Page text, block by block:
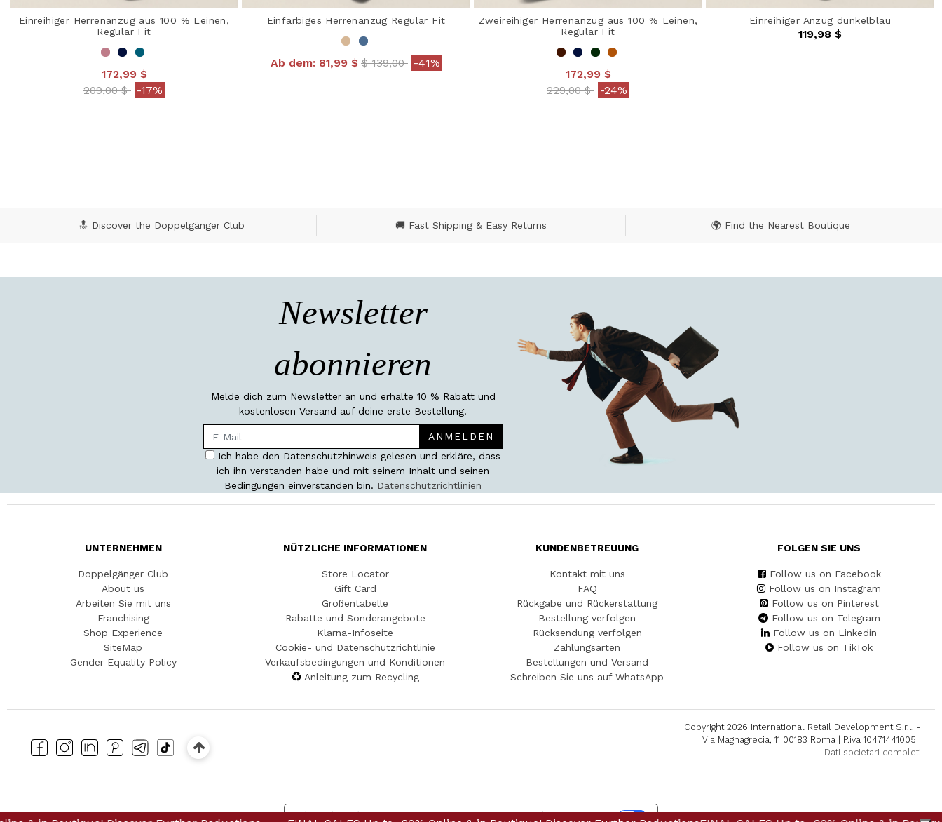
Einreihiger Herrenanzug aus 100 % Leinen,
Regular Fit
172,99 $
Price reduced from
209,00 $to-17%
Einfarbiges Herrenanzug Regular Fit
Ab dem: 81,99 $ Price reduced from
$ 139,00to-41%
Zweireihiger Herrenanzug aus 100 % Leinen,
Regular Fit
172,99 $
Price reduced from
229,00 $to-24%
Einreihiger Anzug dunkelblau
119,98 $
🔝 Discover the Doppelgänger Club 🚚 Fast Shipping & Easy Returns 🌍 Find the Nearest Boutique
Newsletter
abonnieren
Melde dich zum Newsletter an und erhalte 10 % Rabatt und
kostenlosen Versand auf deine erste Bestellung.
ANMELDEN
Ich habe den Datenschutzhinweis gelesen und erkläre, dass
ich ihn verstanden habe und mit seinem Inhalt und seinen
Bedingungen einverstanden bin. Datenschutzrichtlinien
UNTERNEHMEN
Doppelgänger Club
About us
Arbeiten Sie mit uns
Franchising
Shop Experience
SiteMap
Gender Equality Policy
NÜTZLICHE INFORMATIONEN
Store Locator
Gift Card
Größentabelle
Rabatte und Sonderangebote
Klarna-Infoseite
Cookie- und Datenschutzrichtlinie
Verkaufsbedingungen und Konditionen
Anleitung zum Recycling
KUNDENBETREUUNG
Kontakt mit uns
FAQ
Rückgabe und Rückerstattung
Bestellung verfolgen
Rücksendung verfolgen
Zahlungsarten
Bestellungen und Versand
Schreiben Sie uns auf WhatsApp
FOLGEN SIE UNS
Follow us on Facebook
Follow us on Instagram
Follow us on Pinterest
Follow us on Telegram
Follow us on Linkedin
Follow us on TikTok
Copyright 2026 International Retail Development S.r.l. -
Via Magnagrecia, 11 00183 Roma | P.iva 10471441005 |
Dati societari completi
Hinweis bei Erhebung Ihre Datenschutzeinstellungen